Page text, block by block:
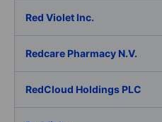
Red Violet Inc.
Redcare Pharmacy N.V.
RedCloud Holdings PLC